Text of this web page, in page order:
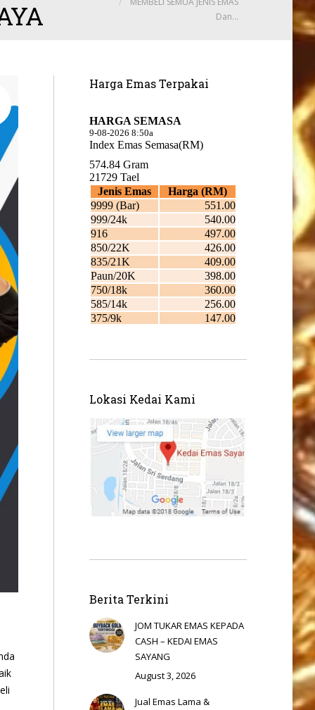
Dan…
Harga Emas Terpakai
Lokasi Kedai Kami
Berita Terkini
JOM TUKAR EMAS KEPADA
CASH – KEDAI EMAS
SAYANG
August 3, 2026
Jual Emas Lama &